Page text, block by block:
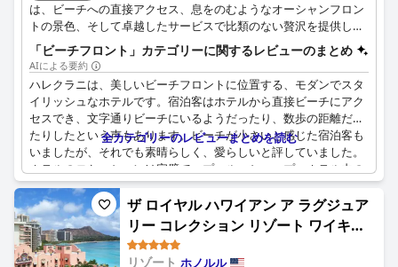
は、ビーチへの直接アクセス、息をのむようなオーシャンフロン
トの景色、そして卓越したサービスで比類のない贅沢を提供しま
す。ワイキキの中心という最高のロケーションは、最高の観光ス
ポットへのアクセスを容易にしつつ、穏やかでエレガントな雰囲
気を保っています。
「ビーチフロント」カテゴリーに関するレビューのまとめ
AIによる要約
ハレクラニは、美しいビーチフロントに位置する、モダンでスタ
イリッシュなホテルです。宿泊客はホテルから直接ビーチにアク
セスでき、文字通りビーチにいるようだったり、数歩の距離だっ
たりしたという声もあります。ビーチが小さいと感じた宿泊客も
いましたが、それでも素晴らしく、愛らしいと評していました。
ホテルのロケーションは完璧で、プール、ショップ、ホテル内の
レストランがすぐそばにあります。ビーチフロントの敷地はビー
チに沿ってフェンスで囲まれており、ビーチへのアクセスは抜群
です。しかし、いくつかのレビューでは、ビーチが貧弱または小
さすぎる、水が汚い、ゴミがあるなどの指摘がありました。それ
にもかかわらず、多くの宿泊客にとって、ビーチフロントの美し
全カテゴリーのレビューまとめを読む
ザ ロイヤル ハワイアン ア ラグジュア
リー コレクション リゾート ワイキキ
(The Royal Hawaiian, A Luxury
リゾート ホノルル